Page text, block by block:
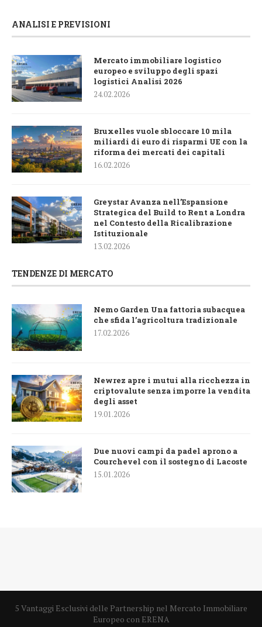
ANALISI E PREVISIONI
Mercato immobiliare logistico
europeo e sviluppo degli spazi
logistici Analisi 2026
24.02.2026
Bruxelles vuole sbloccare 10 mila
miliardi di euro di risparmi UE con la
riforma dei mercati dei capitali
16.02.2026
Greystar Avanza nell’Espansione
Strategica del Build to Rent a Londra
nel Contesto della Ricalibrazione
Istituzionale
13.02.2026
TENDENZE DI MERCATO
Nemo Garden Una fattoria subacquea
che sfida l’agricoltura tradizionale
17.02.2026
Newrez apre i mutui alla ricchezza in
criptovalute senza imporre la vendita
degli asset
19.01.2026
Due nuovi campi da padel aprono a
Courchevel con il sostegno di Lacoste
15.01.2026
5 Vantaggi Esclusivi delle Partnership nel Mercato Immobiliare
Europeo con ERENA